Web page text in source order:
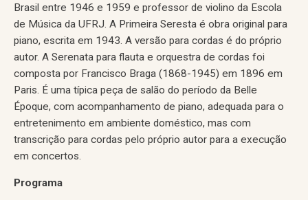
Brasil entre 1946 e 1959 e professor de violino da Escola
de Música da UFRJ. A Primeira Seresta é obra original para
piano, escrita em 1943. A versão para cordas é do próprio
autor. A Serenata para flauta e orquestra de cordas foi
composta por Francisco Braga (1868-1945) em 1896 em
Paris. É uma típica peça de salão do período da Belle
Époque, com acompanhamento de piano, adequada para o
entretenimento em ambiente doméstico, mas com
transcrição para cordas pelo próprio autor para a execução
em concertos.
Programa